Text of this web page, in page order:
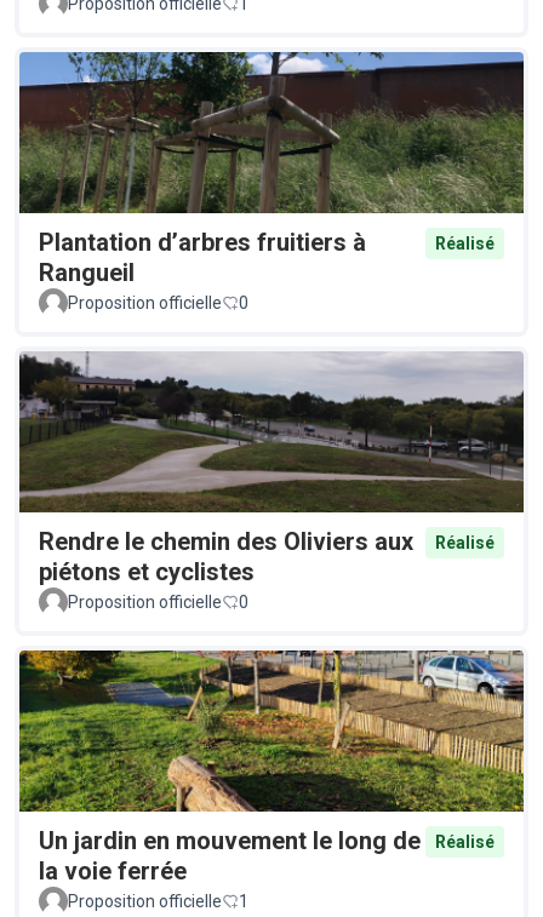
Plantation d’arbres fruitiers à
Rangueil
Réalisé
Proposition officielle 0
Rendre le chemin des Oliviers aux
piétons et cyclistes
Réalisé
Proposition officielle 0
Un jardin en mouvement le long de
la voie ferrée
Réalisé
Proposition officielle 1